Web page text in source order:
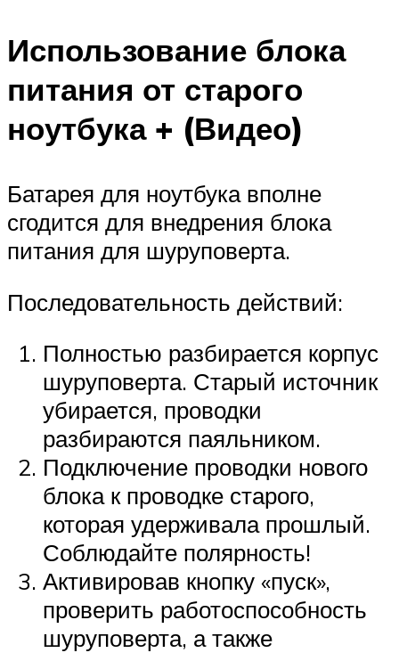
Использование блока
питания от старого
ноутбука + (Видео)
Батарея для ноутбука вполне
сгодится для внедрения блока
питания для шуруповерта.
Последовательность действий:
Полностью разбирается корпус
шуруповерта. Старый источник
убирается, проводки
разбираются паяльником.
Подключение проводки нового
блока к проводке старого,
которая удерживала прошлый.
Соблюдайте полярность!
Активировав кнопку «пуск»,
проверить работоспособность
шуруповерта, а также